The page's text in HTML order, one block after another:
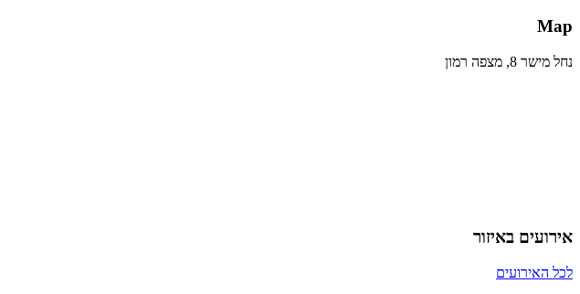
Map
נחל מישר 8, מצפה רמון
אירועים באיזור
לכל האירועים